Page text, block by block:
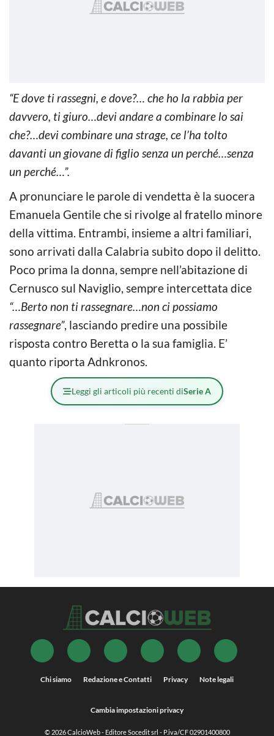
“E dove ti rassegni, e dove?… che ho la rabbia per
davvero, ti giuro…devi andare a combinare lo sai
che?…devi combinare una strage, ce l’ha tolto
davanti un giovane di figlio senza un perché…senza
un perché…”.
A pronunciare le parole di vendetta è la suocera
Emanuela Gentile che si rivolge al fratello minore
della vittima. Entrambi, insieme a altri familiari,
sono arrivati dalla Calabria subito dopo il delitto.
Poco prima la donna, sempre nell’abitazione di
Cernusco sul Naviglio, sempre intercettata dice
“…Berto non ti rassegnare…non ci possiamo
rassegnare”, lasciando predire una possibile
risposta contro Beretta o la sua famiglia. E’
quanto riporta Adnkronos.
Leggi gli articoli più recenti diSerie A
Chi siamo Redazione e Contatti Privacy Note legali
Cambia impostazioni privacy
© 2026CalcioWeb- Editore Socedit srl - P.iva/CF 02901400800